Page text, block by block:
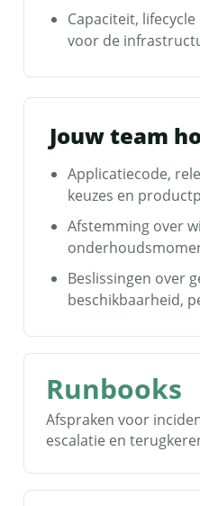
Capaciteit,
voor de
Jouw team
Applicatiecode,
keuzes en
Afstemming over
Beslissingen over
beschikbaarheid,
Runbooks
Afspraken voor
escalatie en